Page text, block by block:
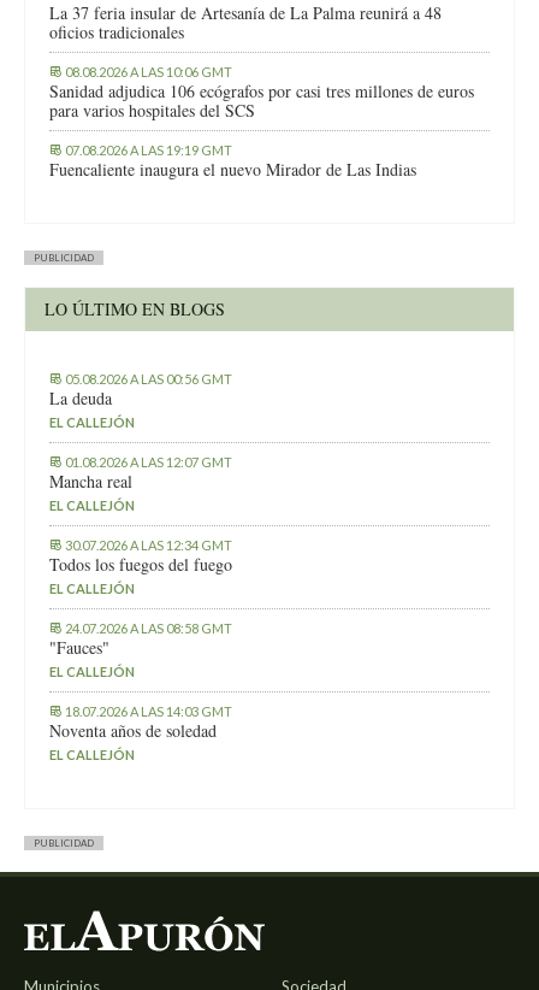
La 37 feria insular de Artesanía de La Palma reunirá a 48
oficios tradicionales
08.08.2026 A LAS 10:06 GMT
Sanidad adjudica 106 ecógrafos por casi tres millones de euros
para varios hospitales del SCS
07.08.2026 A LAS 19:19 GMT
Fuencaliente inaugura el nuevo Mirador de Las Indias
PUBLICIDAD
LO ÚLTIMO EN BLOGS
05.08.2026 A LAS 00:56 GMT
La deuda
EL CALLEJÓN
01.08.2026 A LAS 12:07 GMT
Mancha real
EL CALLEJÓN
30.07.2026 A LAS 12:34 GMT
Todos los fuegos del fuego
EL CALLEJÓN
24.07.2026 A LAS 08:58 GMT
"Fauces"
EL CALLEJÓN
18.07.2026 A LAS 14:03 GMT
Noventa años de soledad
EL CALLEJÓN
PUBLICIDAD